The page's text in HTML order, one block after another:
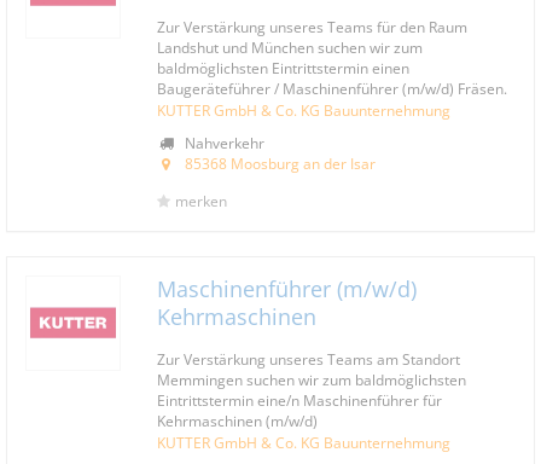
Zur Verstärkung unseres Teams für den Raum
Landshut und München suchen wir zum
baldmöglichsten Eintrittstermin einen
Baugeräteführer / Maschinenführer (m/w/d) Fräsen.
KUTTER GmbH & Co. KG Bauunternehmung
Nahverkehr
85368 Moosburg an der Isar
merken
Maschinenführer (m/w/d)
Kehrmaschinen
Zur Verstärkung unseres Teams am Standort
Memmingen suchen wir zum baldmöglichsten
Eintrittstermin eine/n Maschinenführer für
Kehrmaschinen (m/w/d)
KUTTER GmbH & Co. KG Bauunternehmung